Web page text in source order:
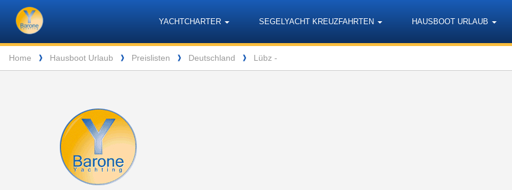
Barone
Yachting
Navigation
YACHTCHARTER SEGELYACHT KREUZFAHRTEN HAUSBOOT URLAUB
Breadcrumb
Home ❱ Hausboot Urlaub ❱ Preislisten ❱ Deutschland ❱ Lübz -